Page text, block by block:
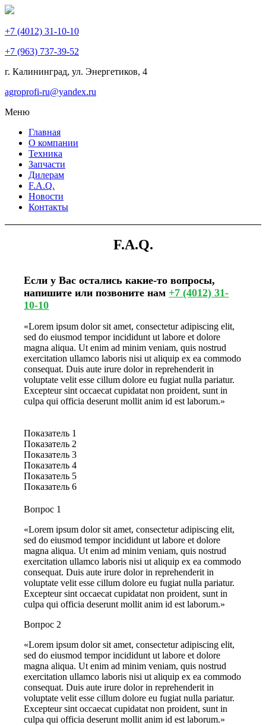
+7 (4012) 31-10-10
+7 (963) 737-39-52
г. Калининград, ул. Энергетиков, 4
agroprofi-ru@yandex.ru
Меню
Главная
О компании
Техника
Запчасти
Дилерам
F.A.Q.
Новости
Контакты
F.A.Q.
Если у Вас остались какие-то вопросы,
напишите или позвоните нам +7 (4012) 31-
10-10
«Lorem ipsum dolor sit amet, consectetur adipiscing elit,
sed do eiusmod tempor incididunt ut labore et dolore
magna aliqua. Ut enim ad minim veniam, quis nostrud
exercitation ullamco laboris nisi ut aliquip ex ea commodo
consequat. Duis aute irure dolor in reprehenderit in
voluptate velit esse cillum dolore eu fugiat nulla pariatur.
Excepteur sint occaecat cupidatat non proident, sunt in
culpa qui officia deserunt mollit anim id est laborum.»
Показатель 1
Показатель 2
Показатель 3
Показатель 4
Показатель 5
Показатель 6
Вопрос 1
«Lorem ipsum dolor sit amet, consectetur adipiscing elit,
sed do eiusmod tempor incididunt ut labore et dolore
magna aliqua. Ut enim ad minim veniam, quis nostrud
exercitation ullamco laboris nisi ut aliquip ex ea commodo
consequat. Duis aute irure dolor in reprehenderit in
voluptate velit esse cillum dolore eu fugiat nulla pariatur.
Excepteur sint occaecat cupidatat non proident, sunt in
culpa qui officia deserunt mollit anim id est laborum.»
Вопрос 2
«Lorem ipsum dolor sit amet, consectetur adipiscing elit,
sed do eiusmod tempor incididunt ut labore et dolore
magna aliqua. Ut enim ad minim veniam, quis nostrud
exercitation ullamco laboris nisi ut aliquip ex ea commodo
consequat. Duis aute irure dolor in reprehenderit in
voluptate velit esse cillum dolore eu fugiat nulla pariatur.
Excepteur sint occaecat cupidatat non proident, sunt in
culpa qui officia deserunt mollit anim id est laborum.»